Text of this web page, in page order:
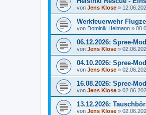
von Jens Klose »
Werkfeuerwehr
von Dominik Heimann »
06.12.2026: Spree-
von Jens Klose »
04.10.2026: Spree-
von Jens Klose »
16.08.2026: Spree-
von Jens Klose »
13.12.2026:
von Jens Klose »